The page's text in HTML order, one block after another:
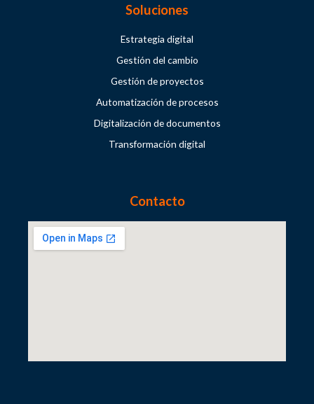
Soluciones
Estrategia digital
Gestión del cambio
Gestión de proyectos
Automatización de procesos
Digitalización de documentos
Transformación digital
Contacto